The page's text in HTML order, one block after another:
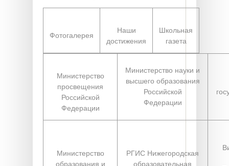
Фотогалерея
Наши
достижения
Школьная
газета
Министерство
просвещения
Российской
Федерации
Министерство науки и
высшего образования
Российской
Федерации
Министерство
образования и
РГИС Нижегородская
образовательная